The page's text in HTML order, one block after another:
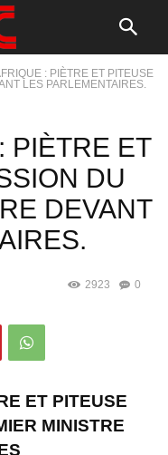
: PIÈTRE ET PITEUSE
LES PARLEMENTAIRES.
PIÈTRE ET
DU
DEVANT
0
2923
ET PITEUSE
MINISTRE